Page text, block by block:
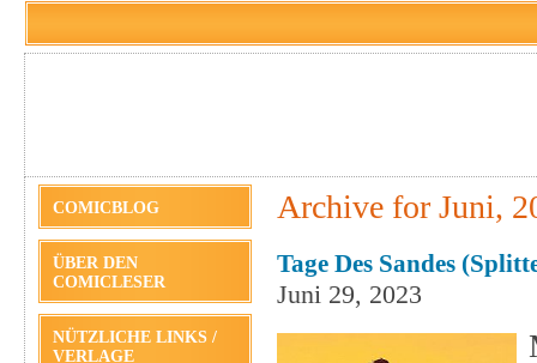
COMICBLOG
ÜBER DEN
COMICLESER
NÜTZLICHE LINKS /
VERLAGE
Archive for Juni,
Tage Des Sandes
Juni 29, 2023